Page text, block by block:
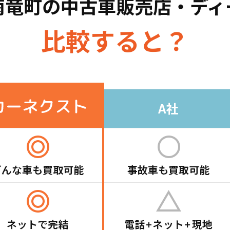
町の中古車販売店・デ
比較すると？